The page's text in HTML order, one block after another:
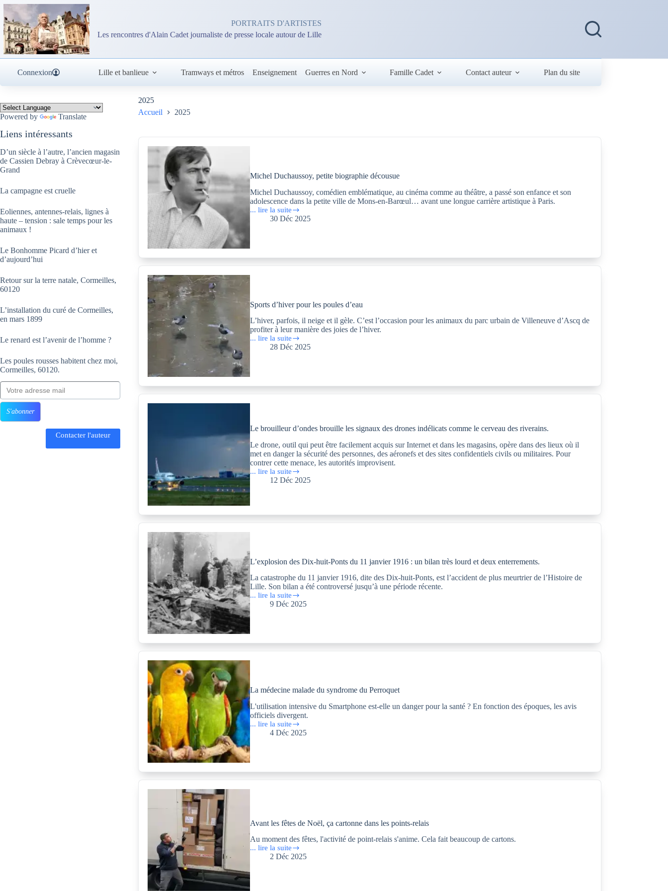
Passer
contenu
PORTRAITS D'ARTISTES
Les rencontres d'Alain Cadet journaliste de presse locale autour de Lille
Connexion Lille et banlieue Tramways et métros Enseignement Guerres en Nord Famille Cadet Contact auteur Plan du site
2025
Accueil
2025
Michel Duchaussoy, petite biographie décousue
Michel Duchaussoy, comédien emblématique, au cinéma comme au théâtre, a passé son enfance et son
adolescence dans la petite ville de Mons-en-Barœul… avant une longue carrière artistique à Paris.
... lire la suite
Michel
Duchaussoy,
décousue
30 Déc 2025
Sports d’hiver pour les poules d’eau
L’hiver, parfois, il neige et il gèle. C’est l’occasion pour les animaux du parc urbain de Villeneuve d’Ascq de
profiter à leur manière des joies de l’hiver.
... lire la suite
Sports
d’hiver
poules
d’eau
28 Déc 2025
Le brouilleur d’ondes brouille les signaux des drones indélicats comme le cerveau des riverains.
Le drone, outil qui peut être facilement acquis sur Internet et dans les magasins, opère dans des lieux où il
met en danger la sécurité des personnes, des aéronefs et des sites confidentiels civils ou militaires. Pour
contrer cette menace, les autorités improvisent.
... lire la suite
Le
brouilleur
d’ondes
signaux
des
drones
comme
le
cerveau
des
riverains.
12 Déc 2025
L’explosion des Dix-huit-Ponts du 11 janvier 1916 : un bilan très lourd et deux enterrements.
La catastrophe du 11 janvier 1916, dite des Dix-huit-Ponts, est l’accident de plus meurtrier de l’Histoire de
Lille. Son bilan a été controversé jusqu’à une période récente.
... lire la suite
L’explosion
des
Dix-
Ponts
du
11
bilan
très
lourd
et
deux
enterrements.
9 Déc 2025
La médecine malade du syndrome du Perroquet
L'utilisation intensive du Smartphone est-elle un danger pour la santé ? En fonction des époques, les avis
officiels divergent.
... lire la suite
La
médecine
malade
du
syndrome
4 Déc 2025
Avant les fêtes de Noël, ça cartonne dans les points-relais
Au moment des fêtes, l'activité de point-relais s'anime. Cela fait beaucoup de cartons.
... lire la suite
Avant
de
Noël,
2 Déc 2025
Powered by Translate
Liens intéressants
D’un siècle à l’autre, l’ancien magasin
de Cassien Debray à Crèvecœur-le-
Grand
La campagne est cruelle
Eoliennes, antennes-relais, lignes à
haute – tension : sale temps pour les
animaux !
Le Bonhomme Picard d’hier et
d’aujourd’hui
Retour sur la terre natale, Cormeilles,
60120
L’installation du curé de Cormeilles,
en mars 1899
Le renard est l’avenir de l’homme ?
Les poules rousses habitent chez moi,
Cormeilles, 60120.
Votre adresse mail
S'abonner
Contacter l'auteur